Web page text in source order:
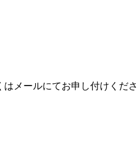
メールにてお申し付けくださ